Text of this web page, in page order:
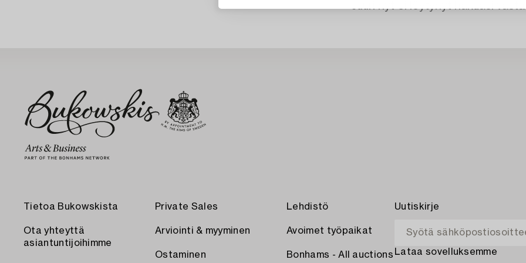
Juuri nyt ei löytynyt hakuasi
Tietoa Bukowskista
Ota yhteyttä
asiantuntijoihimme
Private Sales
Arviointi & myyminen
Ostaminen
Lehdistö
Avoimet työpaikat
Bonhams - All auctions
Uutiskirje
Lataa sovelluksemme